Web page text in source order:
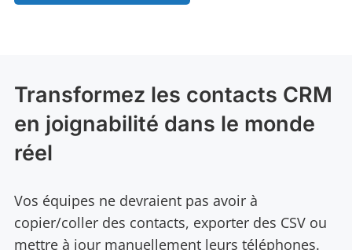
Transformez les contacts CRM
en joignabilité dans le monde
réel
Vos équipes ne devraient pas avoir à
copier/coller des contacts, exporter des CSV ou
mettre à jour manuellement leurs téléphones.